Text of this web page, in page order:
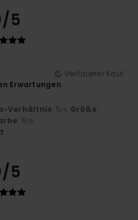
/5
Verifizierter Kauf
Erwartungen
Verhältnis: 5/5 Größe:
: 5/5
/5